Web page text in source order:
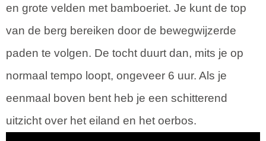
en grote velden met bamboeriet. Je kunt de top
van de berg bereiken door de bewegwijzerde
paden te volgen. De tocht duurt dan, mits je op
normaal tempo loopt, ongeveer 6 uur. Als je
eenmaal boven bent heb je een schitterend
uitzicht over het eiland en het oerbos.